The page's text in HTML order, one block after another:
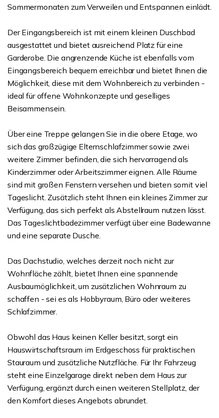
Sommermonaten zum Verweilen und Entspannen einlädt.
Der Eingangsbereich ist mit einem kleinen Duschbad
ausgestattet und bietet ausreichend Platz für eine
Garderobe. Die angrenzende Küche ist ebenfalls vom
Eingangsbereich bequem erreichbar und bietet Ihnen die
Möglichkeit, diese mit dem Wohnbereich zu verbinden -
ideal für offene Wohnkonzepte und geselliges
Beisammensein.
Über eine Treppe gelangen Sie in die obere Etage, wo
sich das großzügige Elternschlafzimmer sowie zwei
weitere Zimmer befinden, die sich hervorragend als
Kinderzimmer oder Arbeitszimmer eignen. Alle Räume
sind mit großen Fenstern versehen und bieten somit viel
Tageslicht. Zusätzlich steht Ihnen ein kleines Zimmer zur
Verfügung, das sich perfekt als Abstellraum nutzen lässt.
Das Tageslichtbadezimmer verfügt über eine Badewanne
und eine separate Dusche.
Das Dachstudio, welches derzeit noch nicht zur
Wohnfläche zählt, bietet Ihnen eine spannende
Ausbaumöglichkeit, um zusätzlichen Wohnraum zu
schaffen - sei es als Hobbyraum, Büro oder weiteres
Schlafzimmer.
Obwohl das Haus keinen Keller besitzt, sorgt ein
Hauswirtschaftsraum im Erdgeschoss für praktischen
Stauraum und zusätzliche Nutzfläche. Für Ihr Fahrzeug
steht eine Einzelgarage direkt neben dem Haus zur
Verfügung, ergänzt durch einen weiteren Stellplatz, der
den Komfort dieses Angebots abrundet.